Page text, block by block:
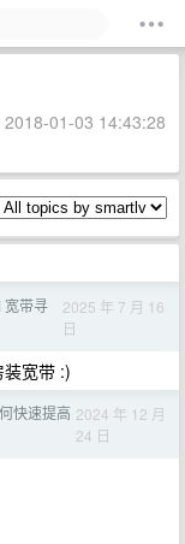
01-03 14:43:28
宽带寻
2025 年 7 月 16
日
宽带 :)
快速提高 2024 年 12 月
24 日